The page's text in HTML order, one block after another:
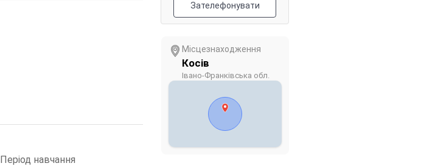
Зателефонувати
Місцезнаходження
Косів
Івано-Франківська обл.
Період навчання